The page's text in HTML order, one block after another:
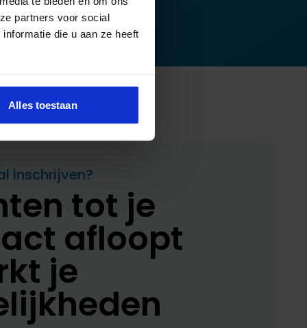
partners voor social
die u aan ze heeft
Alles toestaan
inschrijven?
tot je
afloopt
je